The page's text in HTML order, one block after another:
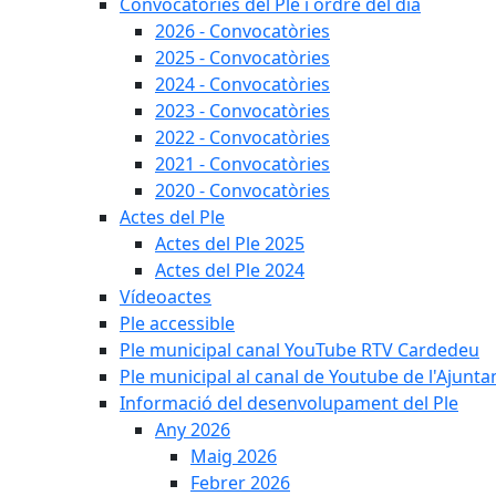
2026 - Convocatòries
2025 - Convocatòries
2024 - Convocatòries
2023 - Convocatòries
2022 - Convocatòries
2021 - Convocatòries
2020 - Convocatòries
Actes del Ple
Actes del Ple 2025
Actes del Ple 2024
Vídeoactes
Ple accessible
Ple municipal canal YouTube RTV Cardedeu
Ple municipal al canal de Youtube de
Informació del desenvolupament del Ple
Any 2026
Maig 2026
Febrer 2026